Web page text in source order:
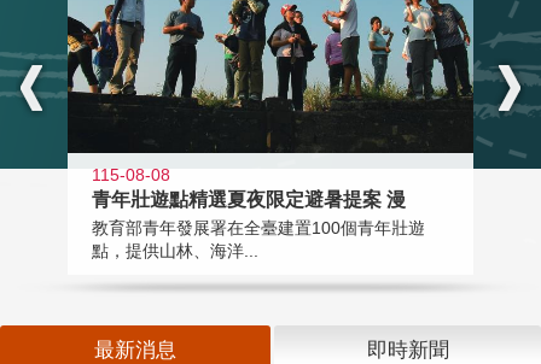
115-08-08
青年壯遊點精選夏夜限定避暑提案 漫
教育部青年發展署在全臺建置100個青年壯遊
點，提供山林、海洋...
最新消息 即時新聞